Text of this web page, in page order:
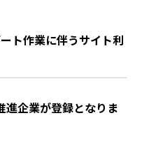
ト作業に伴うサイト利
進企業が登録となりま